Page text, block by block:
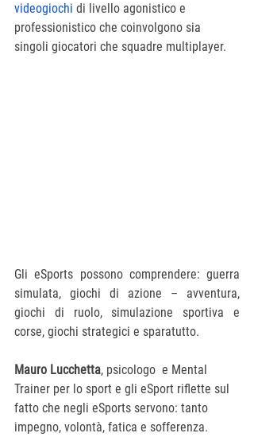
videogiochi di livello agonistico e
professionistico che coinvolgono sia
singoli giocatori che squadre multiplayer.
Gli eSports possono comprendere: guerra
simulata, giochi di azione – avventura,
giochi di ruolo, simulazione sportiva e
corse, giochi strategici e sparatutto.
Mauro Lucchetta, psicologo  e Mental
Trainer per lo sport e gli eSport riflette sul
fatto che negli eSports servono: tanto
impegno, volontà, fatica e sofferenza.